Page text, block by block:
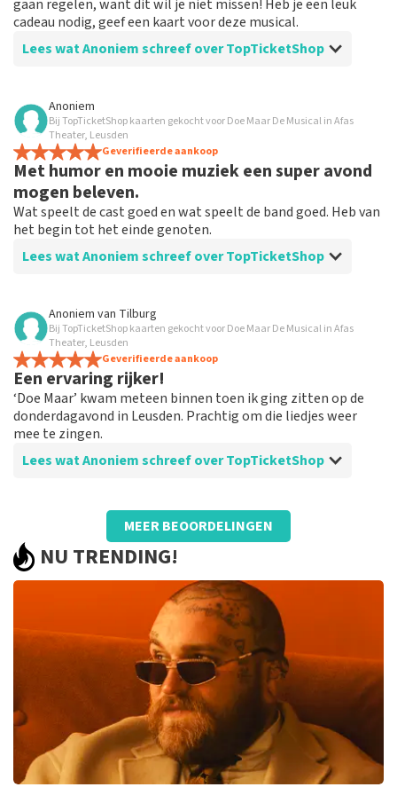
gaan regelen, want dit wil je niet missen! Heb je een leuk
cadeau nodig, geef een kaart voor deze musical.
Lees wat Anoniem schreef over TopTicketShop
Beoordeling van Anoniem over
Prima!
Duidelijk communicatie, zou weer via TopTicketshop
bestellen
Anoniem
Bij TopTicketShop kaarten gekocht voor Doe Maar De Musical in Afas
Theater, Leusden
Geverifieerde aankoop
Met humor en mooie muziek een super avond
mogen beleven.
Wat speelt de cast goed en wat speelt de band goed. Heb van
het begin tot het einde genoten.
Lees wat Anoniem schreef over TopTicketShop
Beoordeling van Anoniem over
Na teleurstelling omdat het niet
doorging, goed geholpen om weer te
kunnen boeken.!
Prima!
Anoniem van Tilburg
Bij TopTicketShop kaarten gekocht voor Doe Maar De Musical in Afas
Theater, Leusden
Geverifieerde aankoop
Een ervaring rijker!
‘Doe Maar’ kwam meteen binnen toen ik ging zitten op de
donderdagavond in Leusden. Prachtig om die liedjes weer
mee te zingen.
Lees wat Anoniem schreef over TopTicketShop
Beoordeling van Anoniem overTopTicketShop
Een ander ticket dan besteld!
Vreemd dat de prijs van de tickets behoorlijk hoog
waren en de uiteindelijke tickets een veel lagere
ticketprijs vertoonden, dan wij hebben betaald.
MEER BEOORDELINGEN
NU TRENDING!